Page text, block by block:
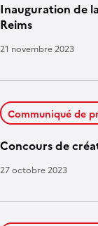
Inauguration de
Reims
21 novembre 2023
Concours de
Communiqué de
27 octobre 2023